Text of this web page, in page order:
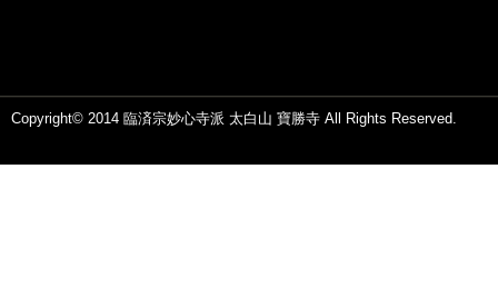
Copyright© 2014 臨済宗妙心寺派 太白山 寶勝寺 All Rights Reserved.